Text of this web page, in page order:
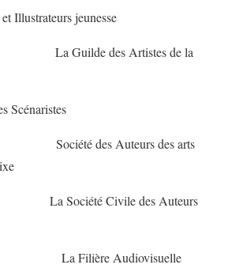
et Illustrateurs jeunesse
des Artistes de la
des Scénaristes
des Auteurs des arts
Civile des Auteurs
Audiovisuelle